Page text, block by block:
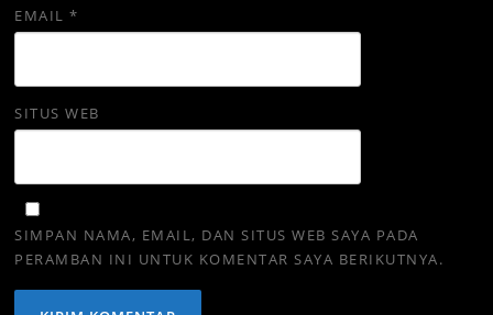
EMAIL*
SITUS WEB
SIMPAN NAMA, EMAIL, DAN SITUS WEB SAYA PADA
PERAMBAN INI UNTUK KOMENTAR SAYA BERIKUTNYA.